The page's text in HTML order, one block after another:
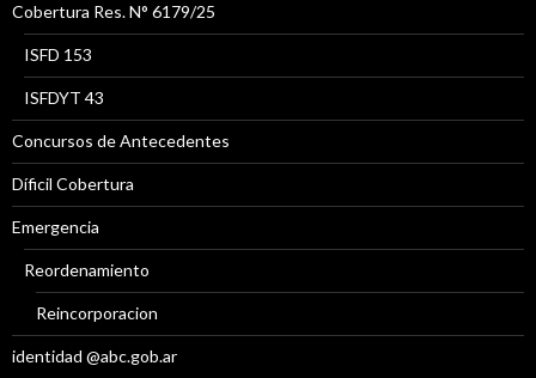
Cobertura Res. N° 6179/25
ISFD 153
ISFDYT 43
Concursos de Antecedentes
Díficil Cobertura
Emergencia
Reordenamiento
Reincorporacion
identidad @abc.gob.ar